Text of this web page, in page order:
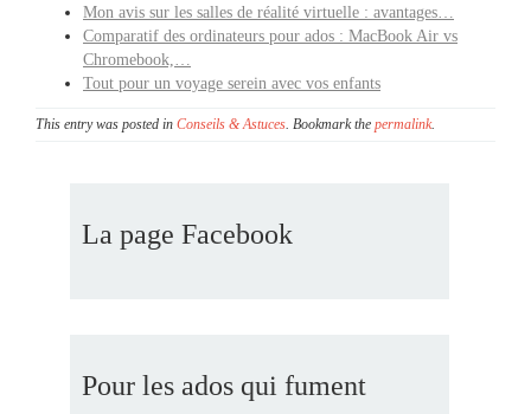
Mon avis sur les salles de réalité virtuelle : avantages…
Comparatif des ordinateurs pour ados : MacBook Air vs
Chromebook,…
Tout pour un voyage serein avec vos enfants
This entry was posted in Conseils & Astuces. Bookmark the permalink.
La page Facebook
Pour les ados qui fument